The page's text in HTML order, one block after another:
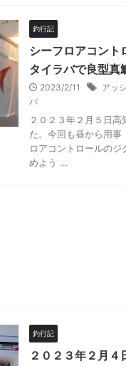
釣行記
シーフロアコント
タイラバで良型真
2023/2/11 アッ
バ
２０２３年２月５日
た。今回も昼から用事
ロアコントロールの
めよう ...
釣行記
２０２３年２月